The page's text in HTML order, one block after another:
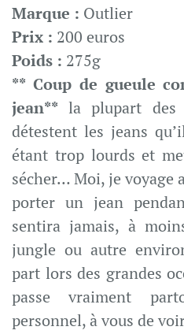
Marque : Outlier
Prix : 200 euros
Poids : 275g
** Coup de gueule
jean** la plupart des
détestent les jeans
étant trop lourds et
sécher… Moi, je voyage
porter un jean
sentira jamais, à
jungle ou autre
part lors des grandes
passe vraiment
personnel, à vous de